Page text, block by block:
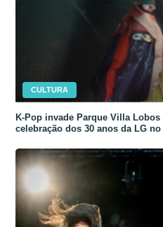
CULTURA
K-Pop invade Parque Villa
celebração dos 30 anos da LG no